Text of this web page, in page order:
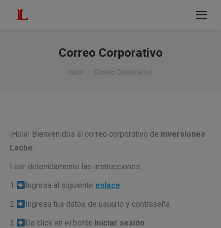
Buscar:
Correo Corporativo
Estás aquí:
Inicio Correo Corporativo
¡Hola! Bienvenidos al correo corporativo de Inversiones
Lache:
Leer detenidamente las instrucciones
1
Ingresa al siguiente enlace
2
Ingresa tus datos de usuario y contraseña
3
Da click en el botón Iniciar sesión